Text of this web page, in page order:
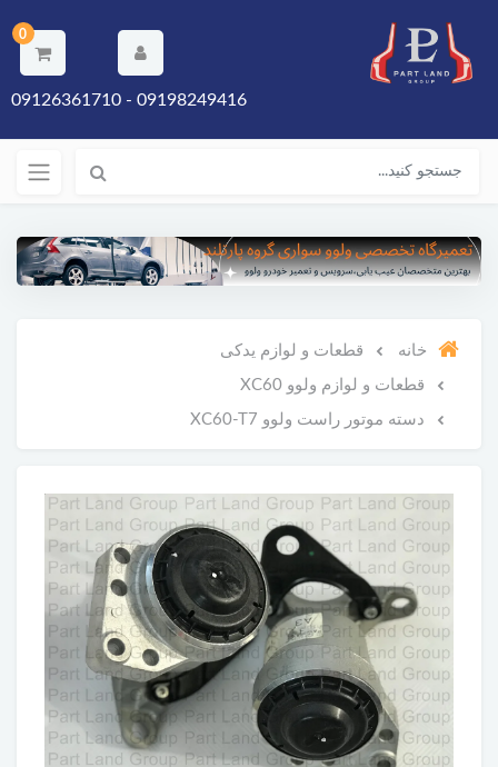
0
09198249416 - 09126361710
خانه قطعات و لوازم یدکی
قطعات و لوازم ولوو XC60
دسته موتور راست ولوو XC60-T7